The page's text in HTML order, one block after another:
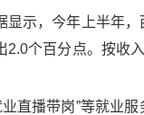
显示，今年上半年
个百分点。按收
业直播带岗”等就业